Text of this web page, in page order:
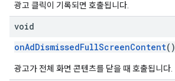
광고 클릭이 기록되면 호출됩니다.
void
onAdDismissedFullScreenContent()
광고가 전체 화면 콘텐츠를 닫을 때 호출됩니다.